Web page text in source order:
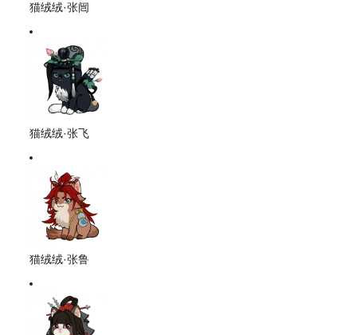
猫绒绒·张闿
猫绒绒·张飞
猫绒绒·张鲁